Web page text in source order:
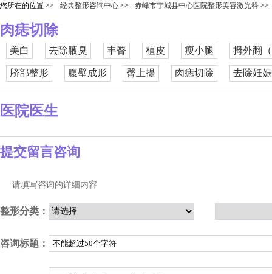
您所在的位置 >> 经典整形咨询中心 >> 赤峰市宁城县中心医院整形美容激光科 >>
肉痣切除
美白 去除腋臭 丰臀 植皮 瘦小腿 拇外翻
脐部整形 腹壁成形 臀上提 肉痣切除 去除妊
医院医生
提交留言咨询
请填写咨询的详细内容
整形分类：
咨询标题：